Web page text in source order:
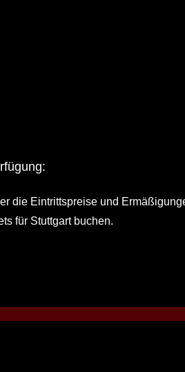
die Eintrittspreise und
für Stuttgart buchen.